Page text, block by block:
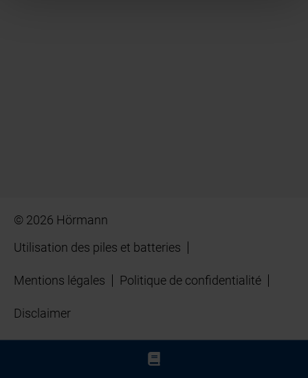
© 2026 Hörmann
Utilisation des piles et batteries
Mentions légales Politique de confidentialité
Disclaimer